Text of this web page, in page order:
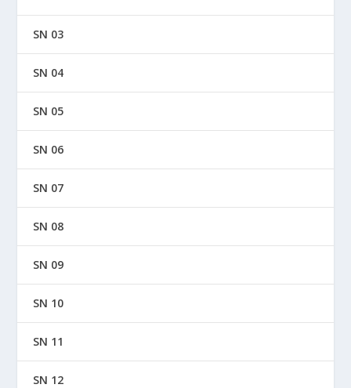
SN 03
SN 04
SN 05
SN 06
SN 07
SN 08
SN 09
SN 10
SN 11
SN 12